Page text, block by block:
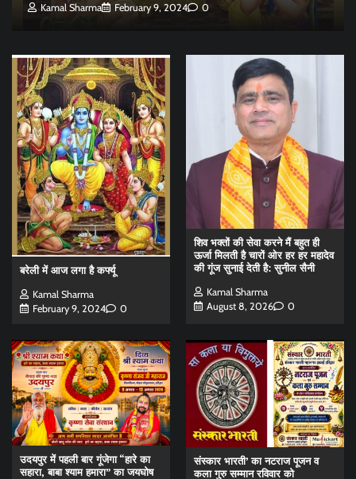
Kamal Sharma February 9, 2024 0
बरेली में आज लगा है कर्फ्यू
Kamal Sharma
February 9, 2024
0
शिव भक्तों की सेवा करने मैं बहुत ही
ऊर्जा मिलती है चारों ओर हर हर महादेव
की गूंज सुनाई देती है: सुनील सैनी
Kamal Sharma
August 8, 2026
0
उदयपुर में पहली बार गूंजेगा “हारे का
सहारा, बाबा श्याम हमारा” का जयघोष
संस्कार भारती’ का नटराज पूजन व
कला गुरु सम्मान रविवार को